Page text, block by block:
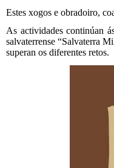
Estes xogos e obradoiro,
As actividades continúan
salvaterrense “Salvaterra
superan os diferentes retos.